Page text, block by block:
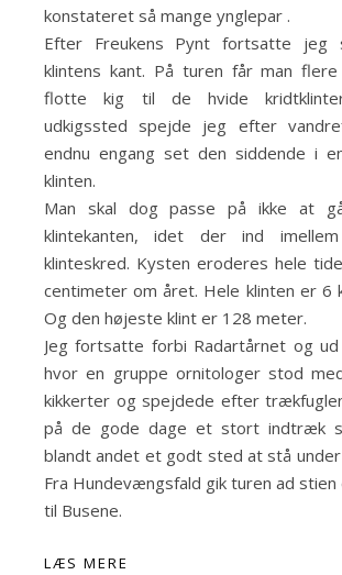
konstateret så mange ynglepar .
Efter Freukens Pynt fortsatte jeg
klintens kant. På turen får man
flotte kig til de hvide
udkigssted spejde jeg efter
endnu engang set den siddende i
klinten.
Man skal dog passe på ikke at
klintekanten, idet der ind
klinteskred. Kysten eroderes hele
centimeter om året. Hele klinten er 6
Og den højeste klint er 128 meter.
Jeg fortsatte forbi Radartårnet og
hvor en gruppe ornitologer stod
kikkerter og spejdede efter
på de gode dage et stort indtræk
blandt andet et godt sted at stå
Fra Hundevængsfald gik turen ad
til Busene.
LÆS MERE